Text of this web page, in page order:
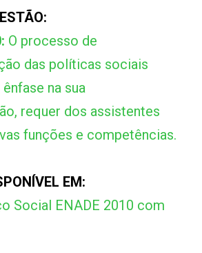
O processo de
das políticas sociais
na sua
requer dos assistentes
funções e competências.
EM:
Social ENADE 2010 com